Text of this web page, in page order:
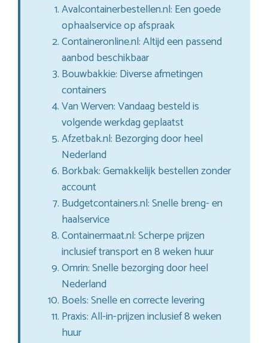
Avalcontainerbestellen.nl: Een goede
ophaalservice op afspraak
Containeronline.nl: Altijd een passend
aanbod beschikbaar
Bouwbakkie: Diverse afmetingen
containers
Van Werven: Vandaag besteld is
volgende werkdag geplaatst
Afzetbak.nl: Bezorging door heel
Nederland
Borkbak: Gemakkelijk bestellen zonder
account
Budgetcontainers.nl: Snelle breng- en
haalservice
Containermaat.nl: Scherpe prijzen
inclusief transport en 8 weken huur
Omrin: Snelle bezorging door heel
Nederland
Boels: Snelle en correcte levering
Praxis: All-in-prijzen inclusief 8 weken
huur